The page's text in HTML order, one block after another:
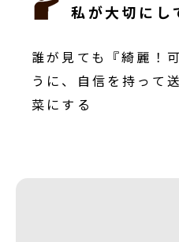
私が大切にし
誰が見ても『綺麗！
うに、自信を持って
菜にする